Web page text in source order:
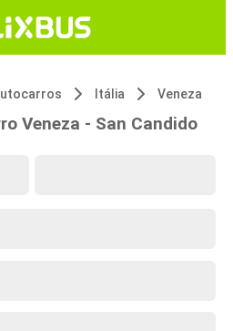
Itália Veneza
Veneza - San Candido